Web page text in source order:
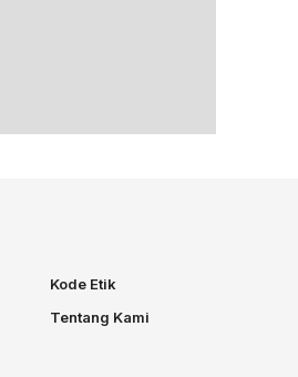
Kode Etik
Tentang Kami